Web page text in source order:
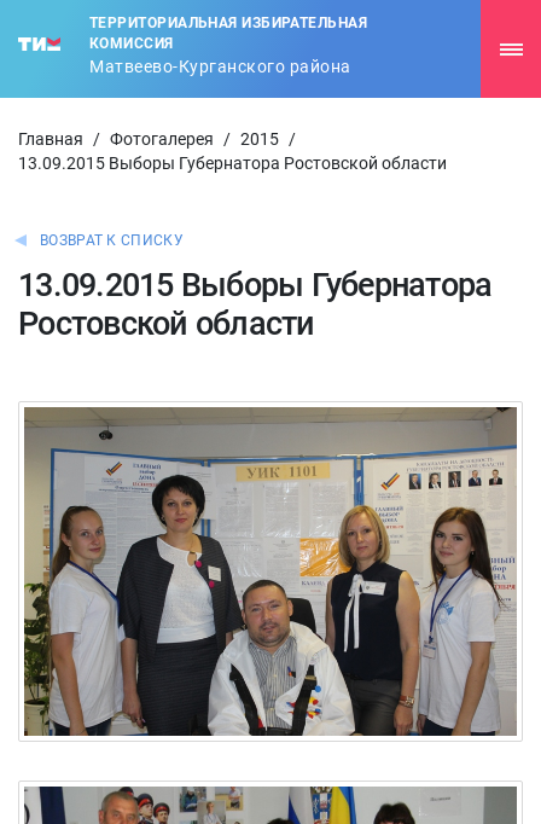
ТЕРРИТОРИАЛЬНАЯ ИЗБИРАТЕЛЬНАЯ
КОМИССИЯ
Матвеево-Курганского района
Главная / Фотогалерея / 2015 /
13.09.2015 Выборы Губернатора Ростовской области
ВОЗВРАТ К СПИСКУ
13.09.2015 Выборы Губернатора
Ростовской области